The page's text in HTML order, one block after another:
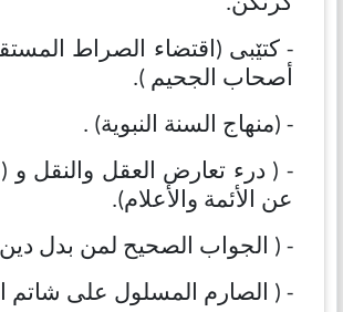
- كتێبی (اقتضاء الصراط
أصحاب الجحيم ).
- (منهاج السنة النبوية) .
- ( درء تعارض العقل والنقل و (
عن الأئمة والأعلام).
- ( الجواب الصحيح لمن بدل
- ( الصارم المسلول على شاتم